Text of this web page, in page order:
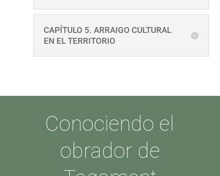
CAPÍTULO 5. ARRAIGO CULTURAL
EN EL TERRITORIO
Conociendo el
obrador de